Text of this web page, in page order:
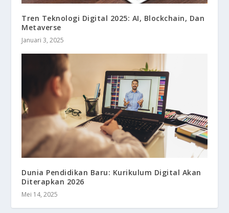
Tren Teknologi Digital 2025: AI, Blockchain, Dan
Metaverse
Januari 3, 2025
Dunia Pendidikan Baru: Kurikulum Digital Akan
Diterapkan 2026
Mei 14, 2025